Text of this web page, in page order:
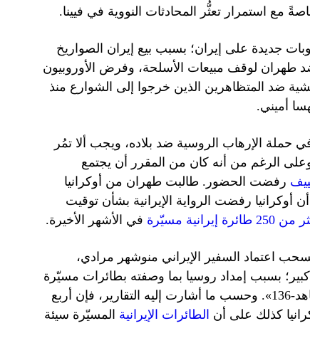
مع استمرار تعثُّر المحادثات النووية في فيينا.
جديدة على إيران؛ بسبب بيع إيران الصواريخ
طهران لوقف مبيعات الأسلحة، وفرض الأوروبيون
ضد المتظاهرين الذين خرجوا إلى الشوارع منذ
أميني.
حملة الإرهاب الروسية ضد بلاده، ويجب ألا تمُر
الرغم من أنه كان من المقرر أن يجتمع
رفضت الحضور. طالبت طهران من أوكرانيا
أوكرانيا رفضت الرواية الإيرانية بشأن توقيت
مسيّرة في الأشهر الأخيرة.
اعتماد السفير الإيراني منوشهر مرادي،
بسبب إمداد روسيا بما وصفته بطائرات مسيّرة
من طراز «شاهد-136». وحسب ما أشارت إليه التقارير، فإن أربع
كذلك على أن الطائرات الإيرانية المسيّرة سيئة